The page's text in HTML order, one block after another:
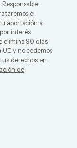
Responsable:
el
aportación a
interés
elimina 90 días
UE y no cedemos
derechos en
de